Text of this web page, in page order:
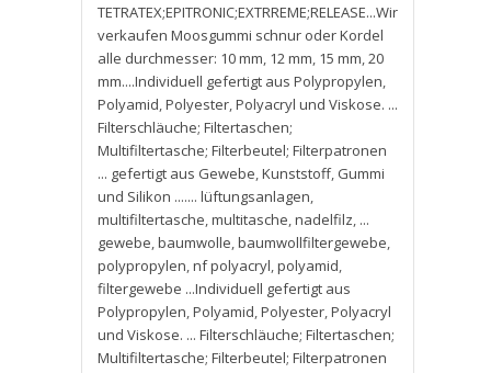
TETRATEX;EPITRONIC;EXTRREME;RELEASE...Wir
verkaufen Moosgummi schnur oder Kordel
alle durchmesser: 10 mm, 12 mm, 15 mm,20
mm....Individuell gefertigt aus Polypropylen,
Polyamid,Polyester,Polyacryl und Viskose. ...
Filterschläuche; Filtertaschen;
Multifiltertasche; Filterbeutel; Filterpatronen
... gefertigt aus Gewebe,Kunststoff, Gummi
und Silikon ....... lüftungsanlagen,
multifiltertasche,multitasche,nadelfilz, ...
gewebe,baumwolle,baumwollfiltergewebe,
polypropylen,nf polyacryl,polyamid,
filtergewebe ...Individuell gefertigt aus
Polypropylen,Polyamid,Polyester,Polyacryl
und Viskose. ... Filterschläuche; Filtertaschen;
Multifiltertasche; Filterbeutel; Filterpatronen